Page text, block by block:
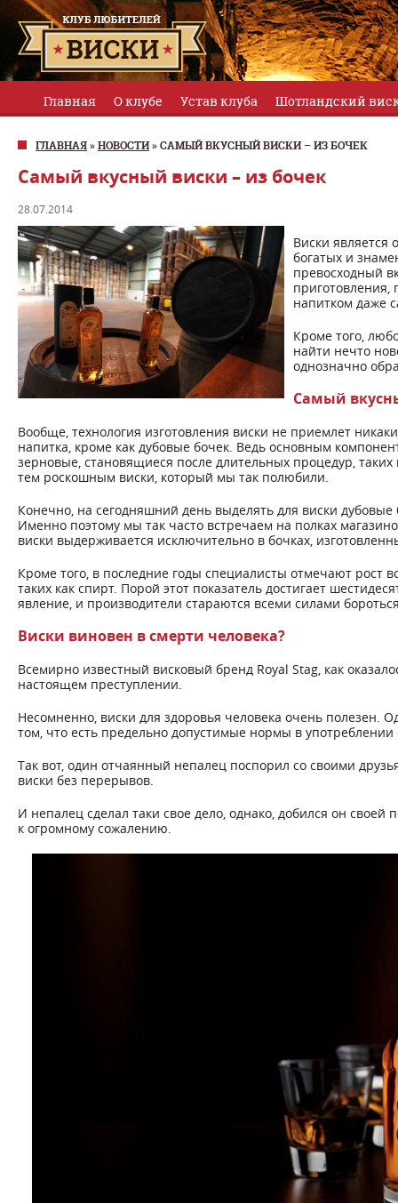
Главная О клубе Устав клуба Шотландский
ГЛАВНАЯ»НОВОСТИ»САМЫЙ ВКУСНЫЙ ВИСКИ – ИЗ БОЧЕК
Самый вкусный виски – из бочек
28.07.2014
Виски является
богатых и
превосходный
напитком даже
Кроме того,
найти нечто
однозначно
Самый
Вообще, технология изготовления виски не приемлет
напитка, кроме как дубовые бочек. Ведь основным
зерновые, становящиеся после длительных процедур,
тем роскошным виски, который мы так полюбили.
Конечно, на сегодняшний день выделять для виски
Именно поэтому мы так часто встречаем на полках
виски выдерживается исключительно в бочках,
Кроме того, в последние годы специалисты отмечают рост
таких как спирт. Порой этот показатель достигает
явление, и производители стараются всеми силами
Виски виновен в смерти человека?
Всемирно известный висковый бренд Royal Stag, как
настоящем преступлении.
Несомненно, виски для здоровья человека очень полезен.
том, что есть предельно допустимые нормы в употреблении
Так вот, один отчаянный непалец поспорил со своими
виски без перерывов.
И непалец сделал таки свое дело, однако, добился он
к огромному сожалению.